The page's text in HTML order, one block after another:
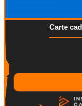
Carte